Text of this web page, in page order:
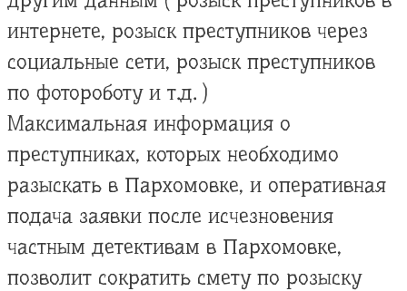
интернете, розыск преступников через
социальные сети, розыск преступников
по фотороботу и т.д. )
Максимальная информация о
преступниках, которых необходимо
разыскать в Пархомовке, и оперативная
подача заявки после исчезновения
частным детективам в Пархомовке,
позволит сократить смету по розыску